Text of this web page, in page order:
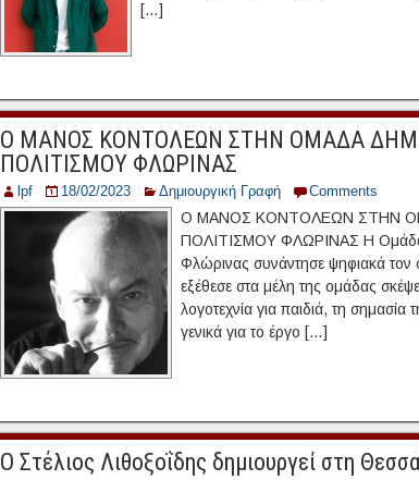
[…]
Ο ΜΑΝΟΣ ΚΟΝΤΟΛΕΩΝ ΣΤΗΝ ΟΜΑΔΑ
ΠΟΛΙΤΙΣΜΟΥ ΦΛΩΡΙΝΑΣ
lpf 18/02/2023 Δημιουργική Γραφή Comments
Ο ΜΑΝΟΣ ΚΟΝΤΟΛΕΩΝ ΣΤΗΝ
ΠΟΛΙΤΙΣΜΟΥ ΦΛΩΡΙΝΑΣ Η Ομάδα
Φλώρινας συνάντησε ψηφιακά
εξέθεσε στα μέλη της ομάδας
λογοτεχνία για παιδιά, τη
γενικά για το έργο […]
Ο Στέλιος Λιθοξοΐδης δημιουργεί στη